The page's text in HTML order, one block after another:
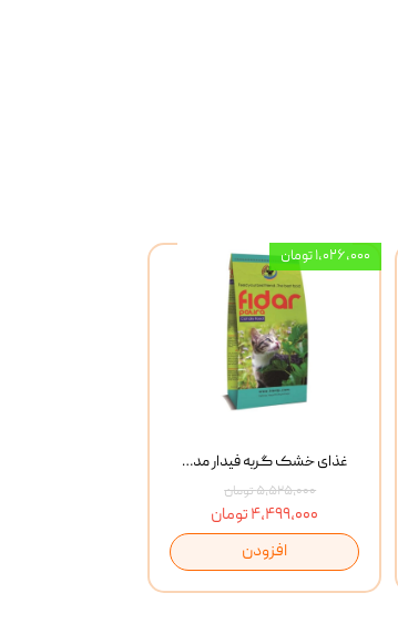
غذای خشک گربه فیدار مدل Adult وزن 10 کیلوگرم
۵,۵۲۵,۰۰۰ تومان
۴,۴۹۹,۰۰۰ تومان
افزودن
۱,۰۲۶,۰۰۰ تومان